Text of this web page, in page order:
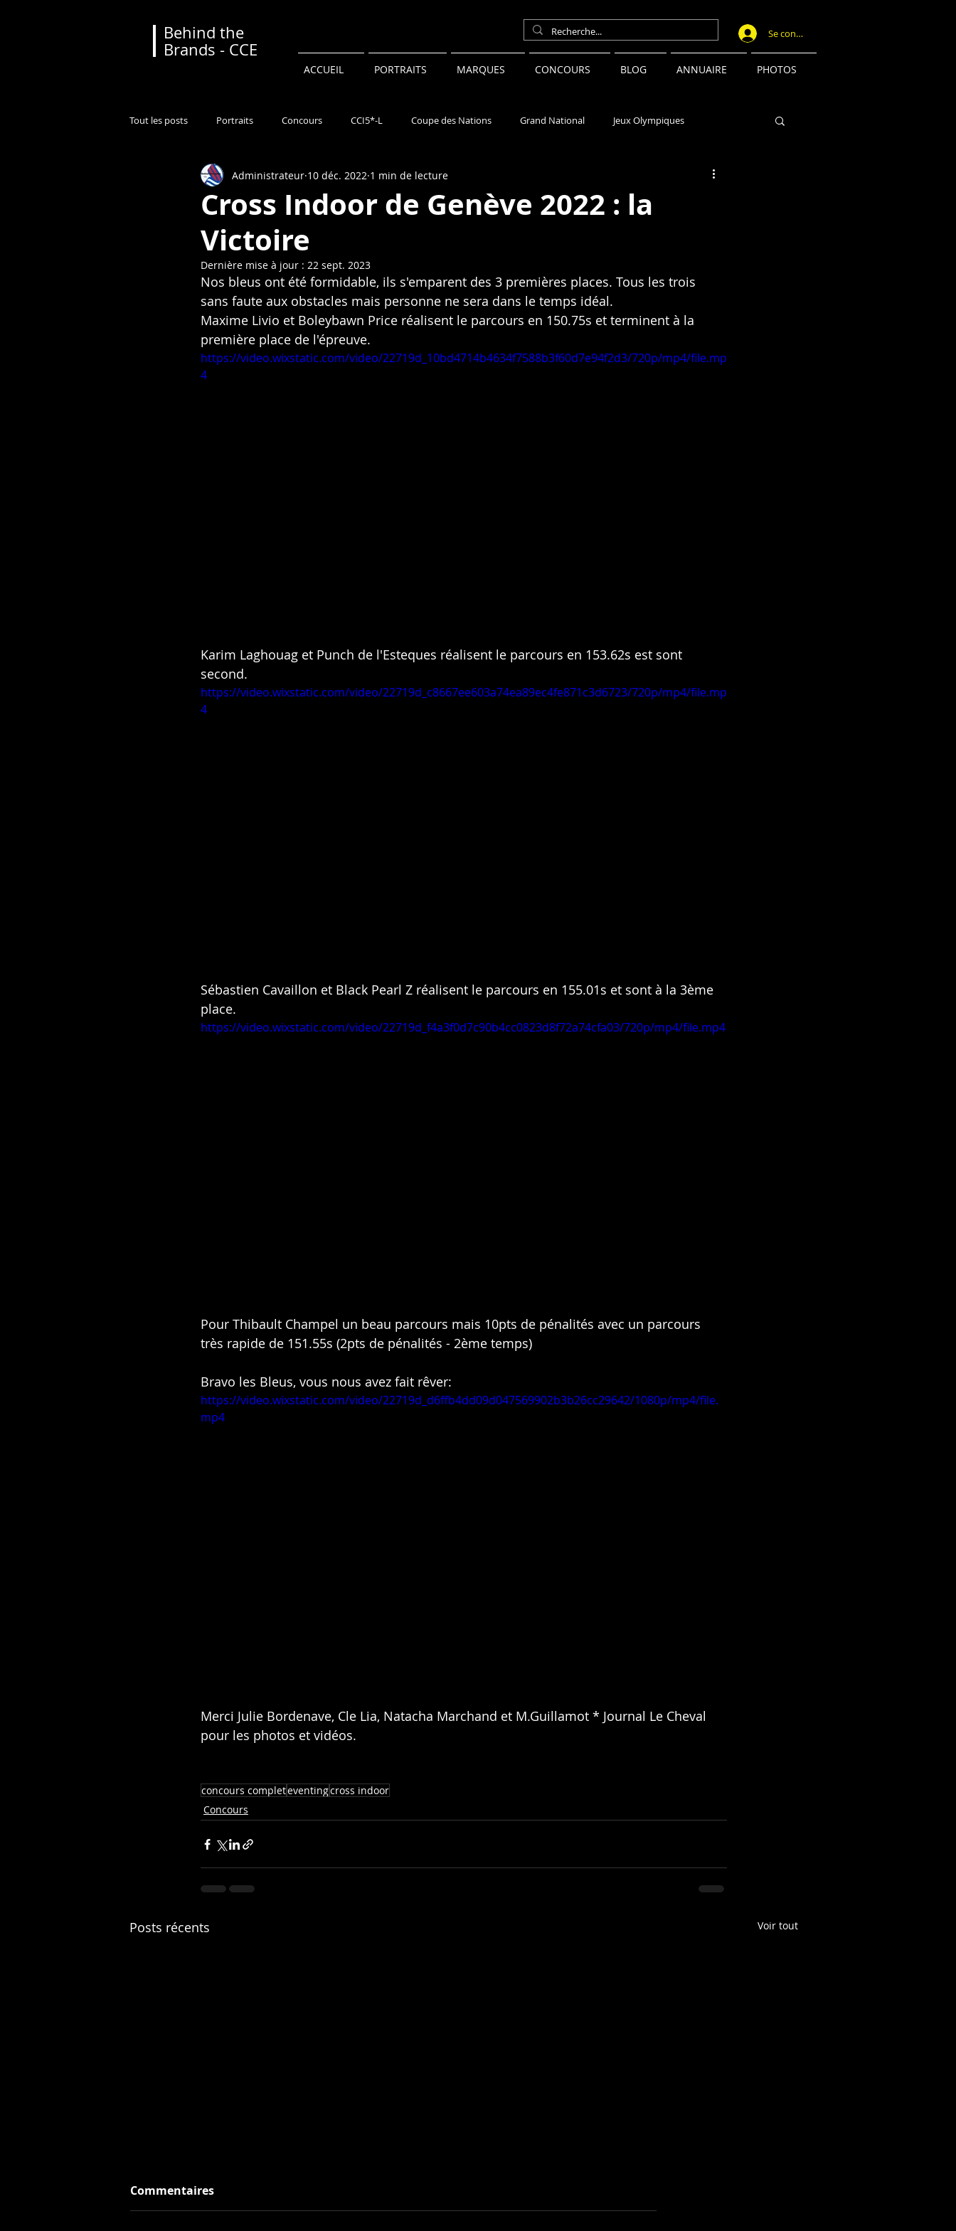
Behind the
Brands - CCE
Se connecter
ACCUEIL PORTRAITS MARQUES CONCOURS BLOG ANNUAIRE PHOTOS
Tout les posts Portraits Concours CCI5*-L Coupe des Nations Grand National Jeux Olympiques
Classement Calendrier Général
Cross Indoor de Genève 2022 : la
Victoire
Administrateur 10 déc. 2022 1 min de lecture
Dernière mise à jour : 22 sept. 2023
Nos bleus ont été formidable, ils s'emparent des 3 premières places. Tous les trois
sans faute aux obstacles mais personne ne sera dans le temps idéal.
Maxime Livio et Boleybawn Price réalisent le parcours en 150.75s et terminent à la
première place de l'épreuve.
https://video.wixstatic.com/video/22719d_10bd4714b4634f7588b3f60d7e94f2d3/720p/mp4/file.mp
4
Karim Laghouag et Punch de l'Esteques réalisent le parcours en 153.62s est sont
second.
https://video.wixstatic.com/video/22719d_c8667ee603a74ea89ec4fe871c3d6723/720p/mp4/file.mp
4
Sébastien Cavaillon et Black Pearl Z réalisent le parcours en 155.01s et sont à la 3ème
place.
https://video.wixstatic.com/video/22719d_f4a3f0d7c90b4cc0823d8f72a74cfa03/720p/mp4/file.mp4
Pour Thibault Champel un beau parcours mais 10pts de pénalités avec un parcours
très rapide de 151.55s (2pts de pénalités - 2ème temps)
Bravo les Bleus, vous nous avez fait rêver:
https://video.wixstatic.com/video/22719d_d6ffb4dd09d047569902b3b26cc29642/1080p/mp4/file.
mp4
Merci Julie Bordenave, Cle Lia, Natacha Marchand et M.Guillamot * Journal Le Cheval
pour les photos et vidéos.
concours completeventingcross indoor
Concours
Posts récents Voir tout
Commentaires